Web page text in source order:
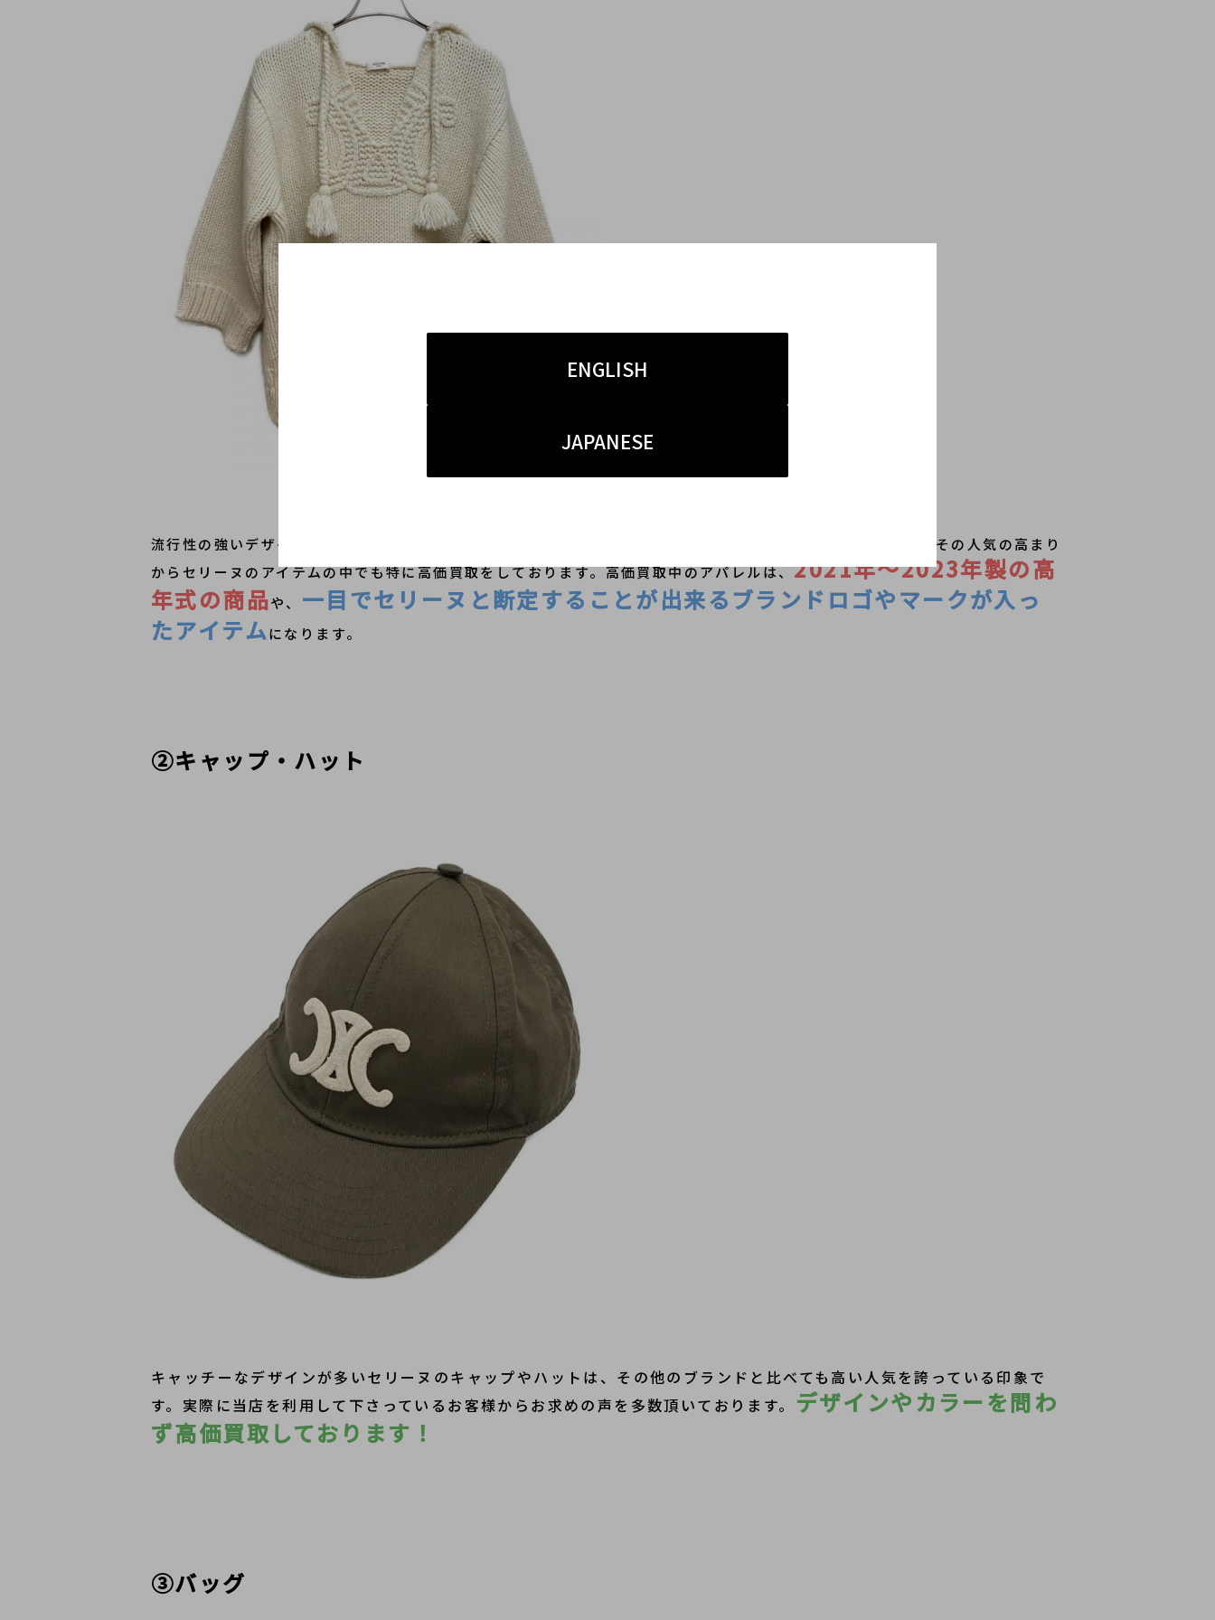
ENGLISH
JAPANESE
流行性の強いデザインや、ロゴが入ったアイテムが多い印象のセリーヌのアパレル。当店での人気が鰻登りで、その人気の高まり
からセリーヌのアイテムの中でも特に高価買取をしております。高価買取中のアパレルは、2021年～2023年製の高
年式の商品や、 一目でセリーヌと断定することが出来るブランドロゴやマークが入っ
たアイテムになります。
②キャップ・ハット
キャッチーなデザインが多いセリーヌのキャップやハットは、その他のブランドと比べても高い人気を誇っている印象で
す。実際に当店を利用して下さっているお客様からお求めの声を多数頂いております。 デザインやカラーを問わ
ず高価買取しております！
③バッグ